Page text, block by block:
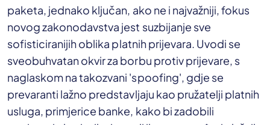
paketa, jednako ključan, ako ne i najvažniji, fokus
novog zakonodavstva jest suzbijanje sve
sofisticiranijih oblika platnih prijevara. Uvodi se
sveobuhvatan okvir za borbu protiv prijevare, s
naglaskom na takozvani 'spoofing', gdje se
prevaranti lažno predstavljaju kao pružatelji platnih
usluga, primjerice banke, kako bi zadobili